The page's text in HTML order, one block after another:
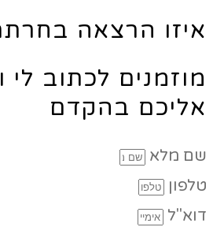
איזו הרצאה
מוזמנים לכתוב לי
אליכם בהקדם
שם מלא
טלפון
דוא"ל